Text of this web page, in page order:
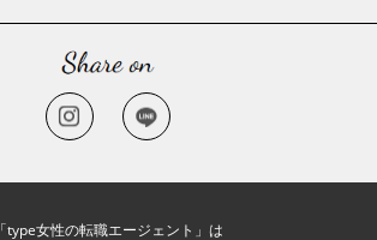
「type女性の転職エージェント」は